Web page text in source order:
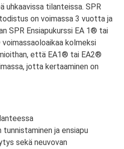
uhkaavissa tilanteissa. SPR
on voimassa 3 vuotta ja
SPR Ensiapukurssi EA 1® tai
kolmeksi
että EA1® tai EA2®
jotta kertaaminen on
ja ensiapu
sekä neuvovan